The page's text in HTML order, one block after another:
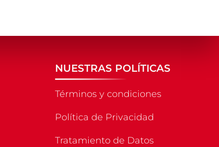
NUESTRAS POLÍTICAS
Términos y condiciones
Política de Privacidad
Tratamiento de Datos